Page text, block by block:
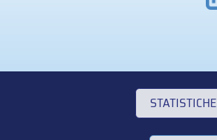
STATISTICHE